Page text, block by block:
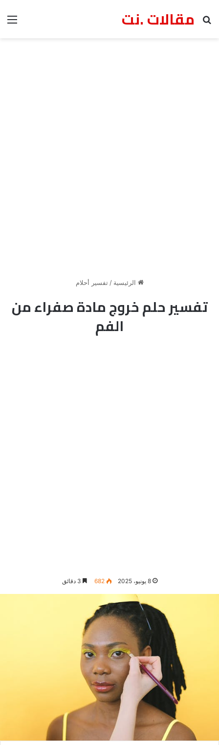
مقالات .نت
بحث عن
الرئيسية / تفسير أحلام
تفسير حلم خروج مادة صفراء من
الفم
8 يونيو، 2025 682